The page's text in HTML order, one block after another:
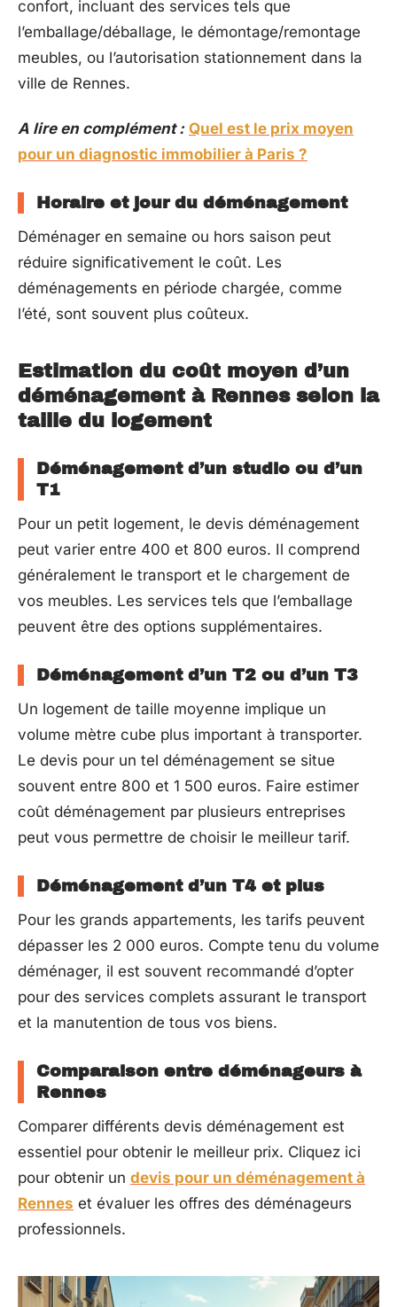
confort, incluant des services tels que
l’emballage/déballage, le démontage/remontage
meubles, ou l’autorisation stationnement dans la
ville de Rennes.
A lire en complément : Quel est le prix moyen
pour un diagnostic immobilier à Paris ?
Horaire et jour du déménagement
Déménager en semaine ou hors saison peut
réduire significativement le coût. Les
déménagements en période chargée, comme
l’été, sont souvent plus coûteux.
Estimation du coût moyen d’un
déménagement à Rennes selon la
taille du logement
Déménagement d’un studio ou d’un
T1
Pour un petit logement, le devis déménagement
peut varier entre 400 et 800 euros. Il comprend
généralement le transport et le chargement de
vos meubles. Les services tels que l’emballage
peuvent être des options supplémentaires.
Déménagement d’un T2 ou d’un T3
Un logement de taille moyenne implique un
volume mètre cube plus important à transporter.
Le devis pour un tel déménagement se situe
souvent entre 800 et 1 500 euros. Faire estimer
coût déménagement par plusieurs entreprises
peut vous permettre de choisir le meilleur tarif.
Déménagement d’un T4 et plus
Pour les grands appartements, les tarifs peuvent
dépasser les 2 000 euros. Compte tenu du volume
déménager, il est souvent recommandé d’opter
pour des services complets assurant le transport
et la manutention de tous vos biens.
Comparaison entre déménageurs à
Rennes
Comparer différents devis déménagement est
essentiel pour obtenir le meilleur prix. Cliquez ici
pour obtenir un devis pour un déménagement à
Rennes et évaluer les offres des déménageurs
professionnels.